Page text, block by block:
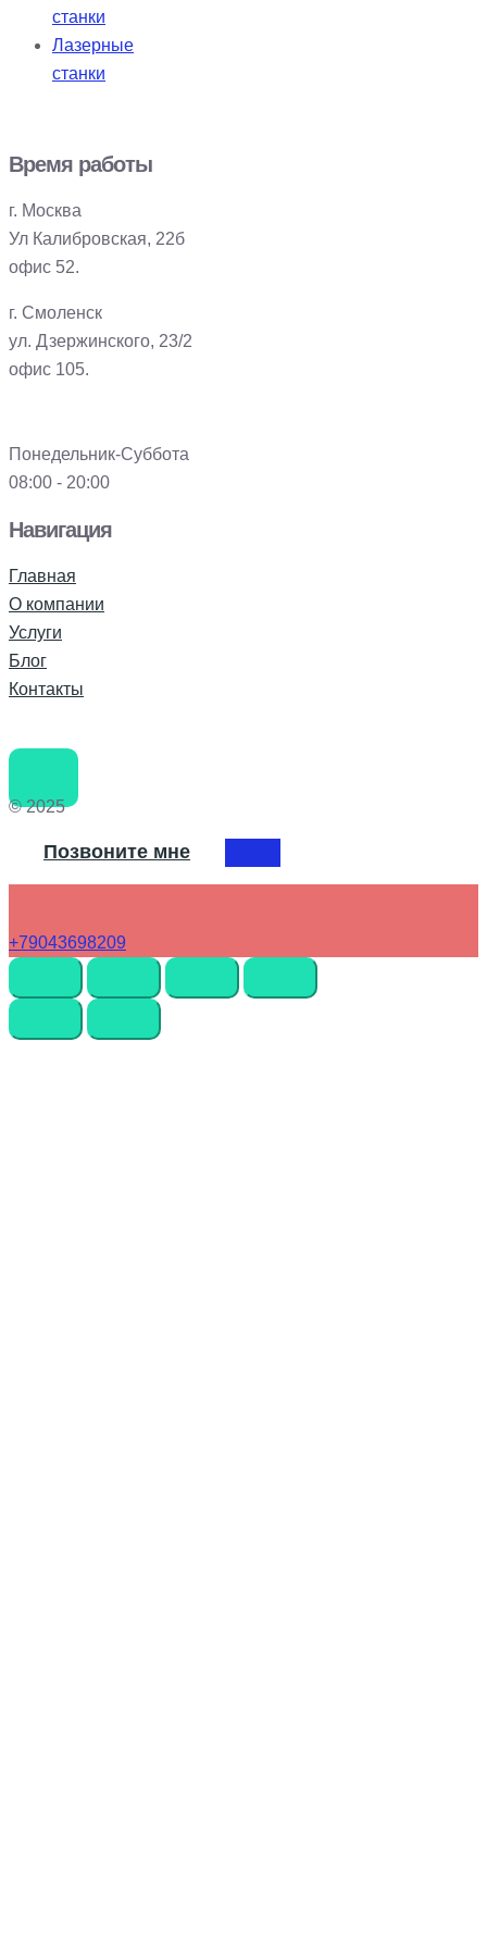
станки
Лазерные
станки
Время работы
г. Москва
Ул Калибровская, 22б
офис 52.
г. Смоленск
ул. Дзержинского, 23/2
офис 105.
Понедельник-Суббота
08:00 - 20:00
Навигация
Главная
О компании
Услуги
Блог
Контакты
© 2025
Позвоните мне
+79043698209